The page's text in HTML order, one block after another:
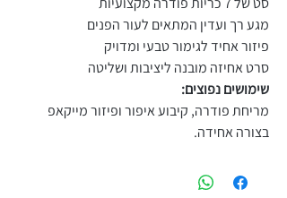
מגע רך ועדין המתאים לעור הפנים
פיזור אחיד לגימור טבעי ומדויק
סרט אחיזה מובנה ליציבות ושליטה
שימושים נפוצים:
מריחת פודרה, קיבוע איפור ופיזור מייקאפ
בצורה אחידה.